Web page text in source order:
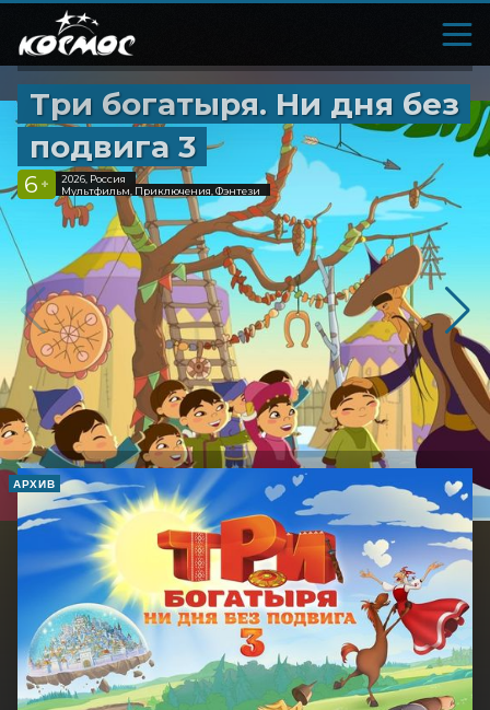
Три богатыря. Ни дня без
подвига 3
6 +
2026, Россия
Мультфильм, Приключения, Фэнтези
АРХИВ